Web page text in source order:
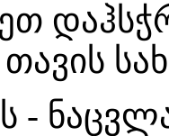
თავის
-